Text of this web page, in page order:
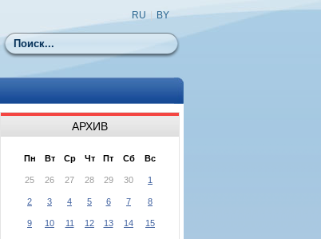
Поиск
RU BY
АРХИВ
Пн Вт Ср Чт Пт Сб Вс
25 26 27 28 29 30 1
2 3 4 5 6 7 8
9 10 11 12 13 14 15